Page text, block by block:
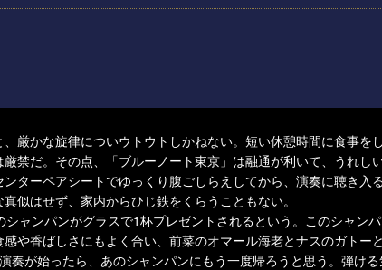
厳かな旋律についウトウトしかねない。短い休憩時間に食事を
禁だ。その点、「ブルーノート東京」は融通が利いて、うれし
ターペアシートでゆっくり腹ごしらえしてから、演奏に聴き入
似はせず、家内からひじ鉄をくらうこともない。
ャンパンがグラスで1杯プレゼントされるという。このシャン
や香ばしさにもよく合い、前菜のオマール海老とナスのガトー
が始ったら、あのシャンパンにもう一度帰ろうと思う。弾ける